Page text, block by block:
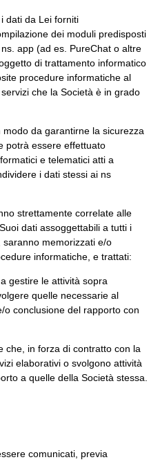
dati da Lei forniti
dei moduli predisposti
app (ad es. PureChat o altre
di trattamento informatico
procedure informatiche al
che la Società è in grado
da garantirne la sicurezza
potrà essere effettuato
e telematici atti a
i dati stessi ai ns
strettamente correlate alle
dati assoggettabili a tutti i
memorizzati e/o
informatiche, e trattati:
gestire le attività sopra
quelle necessarie al
conclusione del rapporto con
che, in forza di contratto con la
elaborativi o svolgono attività
a quelle della Società stessa.
comunicati, previa